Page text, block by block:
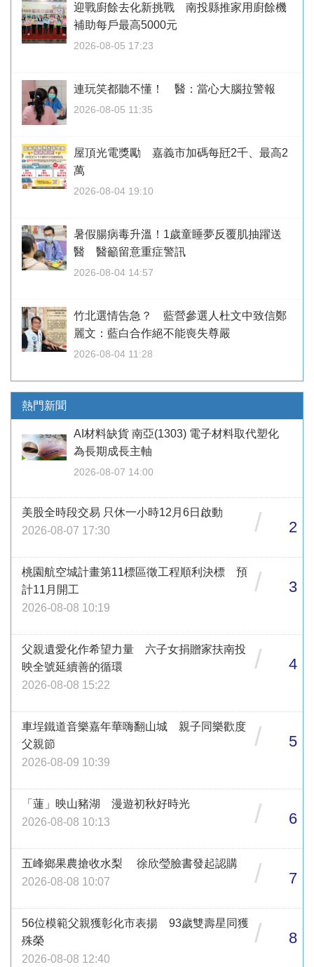
迎戰廚餘去化新挑戰 南投縣推家用廚餘機
補助每戶最高5000元
2026-08-05 17:23
連玩笑都聽不懂！ 醫：當心大腦拉警報
2026-08-05 11:35
屋頂光電獎勵 嘉義市加碼每瓩2千、最高2
萬
2026-08-04 19:10
暑假腸病毒升溫！1歲童睡夢反覆肌抽躍送
醫 醫籲留意重症警訊
2026-08-04 14:57
竹北選情告急？ 藍營參選人杜文中致信鄭
麗文：藍白合作絕不能喪失尊嚴
2026-08-04 11:28
熱門新聞
AI材料缺貨 南亞(1303) 電子材料取代塑化
為長期成長主軸
2026-08-07 14:00
美股全時段交易 只休一小時12月6日啟動
2026-08-07 17:30
/ 2
桃園航空城計畫第11標區徵工程順利決標 預
計11月開工
2026-08-08 10:19
/ 3
父親遺愛化作希望力量 六子女捐贈家扶南投
映全號延續善的循環
2026-08-08 15:22
/ 4
車埕鐵道音樂嘉年華嗨翻山城 親子同樂歡度
父親節
2026-08-09 10:39
/ 5
「蓮」映山豬湖 漫遊初秋好時光
2026-08-08 10:13
/ 6
五峰鄉果農搶收水梨 徐欣瑩臉書發起認購
2026-08-08 10:07
/ 7
56位模範父親獲彰化市表揚 93歲雙壽星同獲
殊榮
2026-08-08 12:40
/ 8